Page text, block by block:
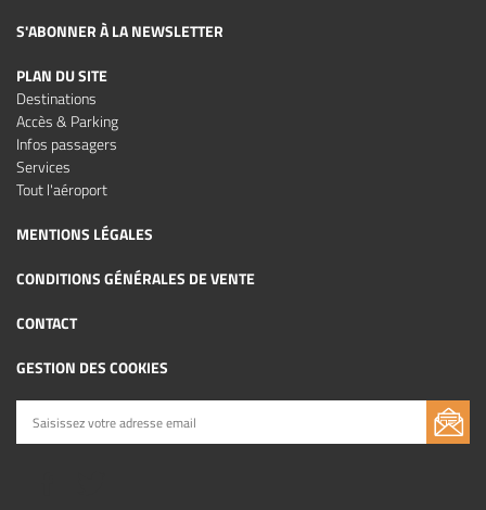
S'ABONNER À LA NEWSLETTER
PLAN DU SITE
Destinations
Accès & Parking
Infos passagers
Services
Tout l'aéroport
MENTIONS LÉGALES
CONDITIONS GÉNÉRALES DE VENTE
CONTACT
GESTION DES COOKIES